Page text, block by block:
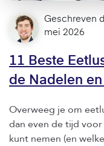
Geschreven
mei 2026
11 Beste
de Nadelen en
Overweeg je om
dan even de tijd
kunt nemen (en